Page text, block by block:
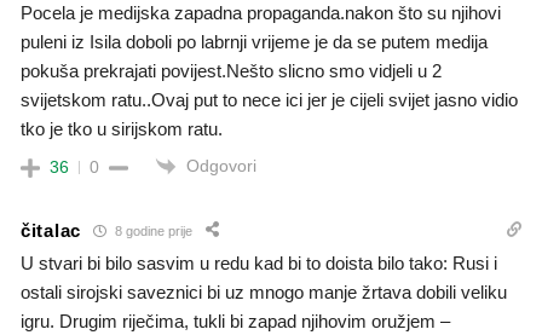
Pocela je medijska zapadna propaganda.nakon što su njihovi
puleni iz Isila doboli po labrnji vrijeme je da se putem medija
pokuša prekrajati povijest.Nešto slicno smo vidjeli u 2
svijetskom ratu..Ovaj put to nece ici jer je cijeli svijet jasno vidio
tko je tko u sirijskom ratu.
36 0 Odgovori
čitalac 8 godine prije
U stvari bi bilo sasvim u redu kad bi to doista bilo tako: Rusi i
ostali sirojski saveznici bi uz mnogo manje žrtava dobili veliku
igru. Drugim riječima, tukli bi zapad njihovim oružjem –